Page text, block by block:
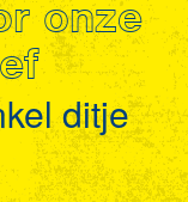
onze
ditje